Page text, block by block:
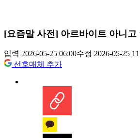
[요즘말 사전] 아르바이트 아니고
입력 2026-05-25 06:00수정 2026-05-25
선호매체 추가